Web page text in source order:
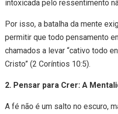
intoxicada pelo ressentimento
Por isso, a batalha da mente
permitir que todo pensamento
chamados a levar “cativo todo
Cristo” (2 Coríntios 10:5).
2. Pensar para Crer: A
A fé não é um salto no escuro,